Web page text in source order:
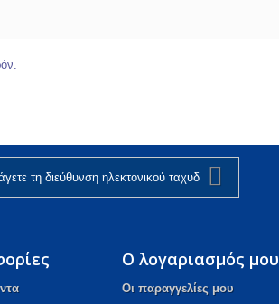
Ο λογαριασμός μου
Οι παραγγελίες μου